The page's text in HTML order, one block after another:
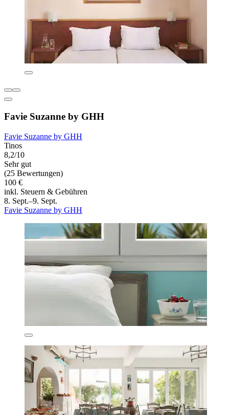
Favie Suzanne by GHH
Favie Suzanne by GHH
Tinos
8,2/10
Sehr gut
(25 Bewertungen)
100 €
inkl. Steuern & Gebühren
8. Sept.–9. Sept.
Favie Suzanne by GHH